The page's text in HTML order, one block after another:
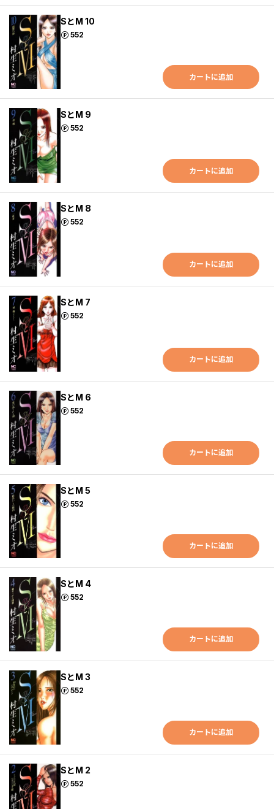
SとM 10
552
ポイント
カートに追加
SとM 9
552
ポイント
カートに追加
SとM 8
552
ポイント
カートに追加
SとM 7
552
ポイント
カートに追加
SとM 6
552
ポイント
カートに追加
SとM 5
552
ポイント
カートに追加
SとM 4
552
ポイント
カートに追加
SとM 3
552
ポイント
カートに追加
SとM 2
552
ポイント